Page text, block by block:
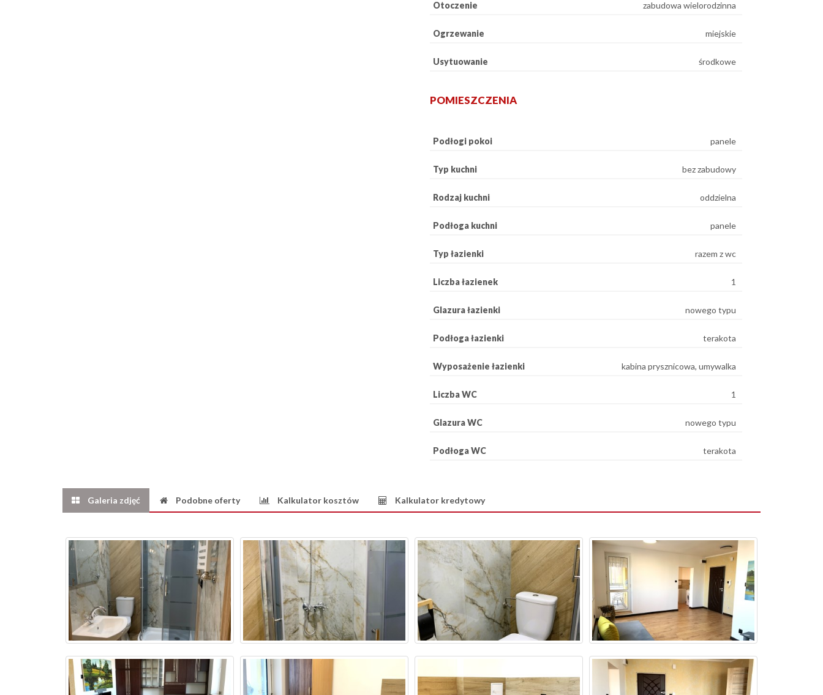
Otoczenie zabudowa wielorodzinna
Ogrzewanie miejskie
Usytuowanie środkowe
POMIESZCZENIA
Podłogi pokoi panele
Typ kuchni bez zabudowy
Rodzaj kuchni oddzielna
Podłoga kuchni panele
Typ łazienki razem z wc
Liczba łazienek 1
Glazura łazienki nowego typu
Podłoga łazienki terakota
Wyposażenie łazienki kabina prysznicowa, umywalka
Liczba WC 1
Glazura WC nowego typu
Podłoga WC terakota
Galeria zdjęć Podobne oferty Kalkulator kosztów Kalkulator kredytowy